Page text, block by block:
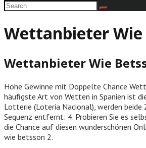
Wettanbieter Wie
Wettanbieter Wie
Hohe Gewinne mit Doppelte Chance
häufigste Art von Wetten in Spanien ist
Lotterie (Loteria Nacional), werden beide
Sequenz entfernt: 4. Probieren Sie es
die Chance auf diesen wunderschönen
wie betsson 2.